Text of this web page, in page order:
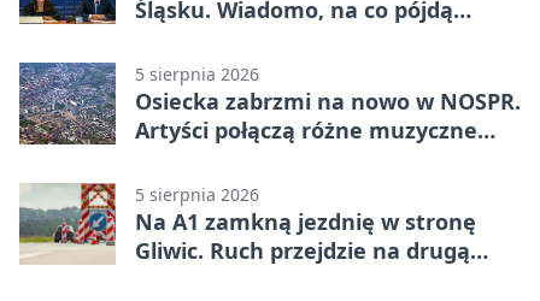
Śląsku. Wiadomo, na co pójdą
5 sierpnia 2026
Osiecka zabrzmi na nowo w NOSPR.
Artyści połączą różne muzyczne
5 sierpnia 2026
Na A1 zamkną jezdnię w stronę
Gliwic. Ruch przejdzie na drugą